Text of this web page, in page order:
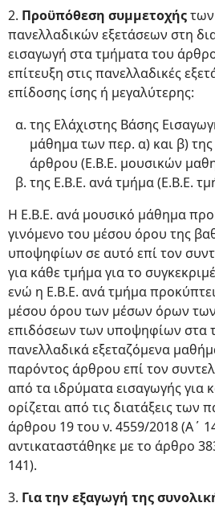
2. Προϋπόθεση συμμετοχής
πανελλαδικών εξετάσεων στη
εισαγωγή στα τμήματα του
επίτευξη στις πανελλαδικές
επίδοσης ίσης ή μεγαλύτερης:
της Ελάχιστης Βάσης
μάθημα των περ. α) και β)
άρθρου (Ε.Β.Ε. μουσικών
της Ε.Β.Ε. ανά τμήμα (Ε.Β.Ε.
Η Ε.Β.Ε. ανά μουσικό μάθημα
γινόμενο του μέσου όρου της
υποψηφίων σε αυτό επί τον
για κάθε τμήμα για το
ενώ η Ε.Β.Ε. ανά τμήμα
μέσου όρου των μέσων όρων
επιδόσεων των υποψηφίων στα
πανελλαδικά εξεταζόμενα
παρόντος άρθρου επί τον
από τα ιδρύματα εισαγωγής για
ορίζεται από τις διατάξεις των
άρθρου 19 του ν. 4559/2018 (Α΄
αντικαταστάθηκε με το άρθρο
141).
3. Για την εξαγωγή της